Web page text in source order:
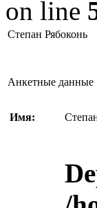
on line
Степан Рябоконь
Анкетные данные
Имя: